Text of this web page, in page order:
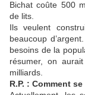
Bichat coûte 500
de lits.
Ils veulent
beaucoup
besoins de la
résumer, on
milliards.
R.P. : Comment